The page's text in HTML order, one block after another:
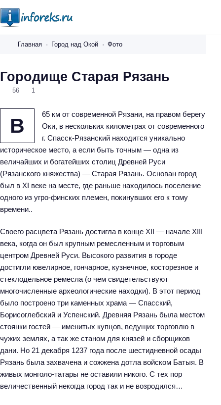
r
u
Главная Город над Окой Фото
Городище Старая Рязань
56 1
В
65 км от современной Рязани, на правом берегу
Оки, в нескольких километрах от современного
г. Спасск-Рязанский находится уникально
историческое место, а если быть точным — одна из
величайших и богатейших столиц Древней Руси
(Рязанского княжества) — Старая Рязань. Основан город
был в XI веке на месте, где раньше находилось поселение
одного из угро-финских племен, покинувших его к тому
времени..
Своего расцвета Рязань достигла в конце XII — начале XIII
века, когда он был крупным ремесленным и торговым
центром Древней Руси. Высокого развития в городе
достигли ювелирное, гончарное, кузнечное, косторезное и
стеклодельное ремесла (о чем свидетельствуют
многочисленные археологические находки). В этот период
было построено три каменных храма — Спасский,
Борисоглебский и Успенский. Древняя Рязань была местом
стоянки гостей — именитых купцов, ведущих торговлю в
чужих землях, а так же станом для князей и сборщиков
дани. Но 21 декабря 1237 года после шестидневной осады
Рязань была захвачена и сожжена дотла войском Батыя. В
живых монголо-татары не оставили никого. С тех пор
величественный некогда город так и не возродился…